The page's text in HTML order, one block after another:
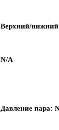
Верхний/нижний
N/A
Давление пара: